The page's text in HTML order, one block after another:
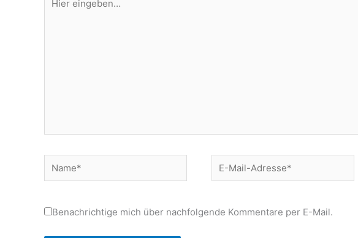
eingeben…
Name*
E-
Mail-
Benachrichtige mich über nachfolgende Kommentare per E-Mail.